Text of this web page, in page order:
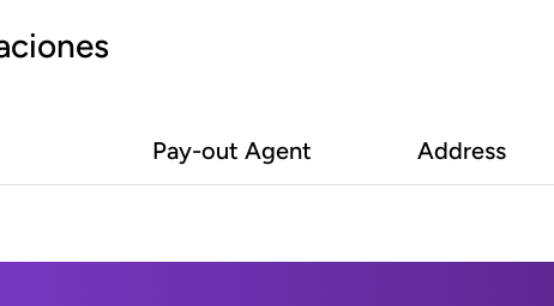
Pay-out Agent Address